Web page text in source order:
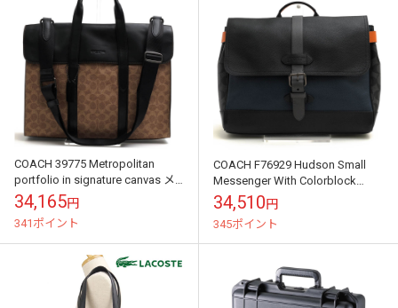
COACH 39775 Metropolitan
portfolio in signature canvas メ
トロポリタン ポー...
34,165円
341ポイント
COACH F76929 Hudson Small
Messenger With Colorblock
Signature Can...
34,510円
345ポイント